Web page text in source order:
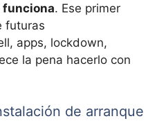
funciona. Ese primer
futuras
apps, lockdown,
la pena hacerlo con
de arranque